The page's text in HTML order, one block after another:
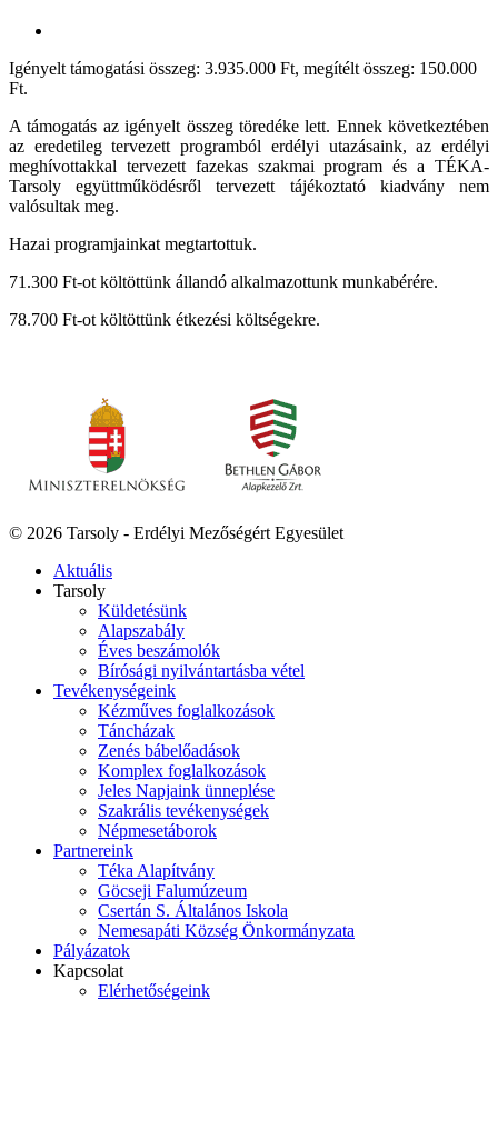
Igényelt támogatási összeg: 3.935.000 Ft, megítélt összeg: 150.000
Ft.
A támogatás az igényelt összeg töredéke lett. Ennek következtében
az eredetileg tervezett programból erdélyi utazásaink, az erdélyi
meghívottakkal tervezett fazekas szakmai program és a TÉKA-
Tarsoly együttműködésről tervezett tájékoztató kiadvány nem
valósultak meg.
Hazai programjainkat megtartottuk.
71.300 Ft-ot költöttünk állandó alkalmazottunk munkabérére.
78.700 Ft-ot költöttünk étkezési költségekre.
© 2026 Tarsoly - Erdélyi Mezőségért Egyesület
Aktuális
Tarsoly
Küldetésünk
Alapszabály
Éves beszámolók
Bírósági nyilvántartásba vétel
Tevékenységeink
Kézműves foglalkozások
Táncházak
Zenés bábelőadások
Komplex foglalkozások
Jeles Napjaink ünneplése
Szakrális tevékenységek
Népmesetáborok
Partnereink
Téka Alapítvány
Göcseji Falumúzeum
Csertán S. Általános Iskola
Nemesapáti Község Önkormányzata
Pályázatok
Kapcsolat
Elérhetőségeink